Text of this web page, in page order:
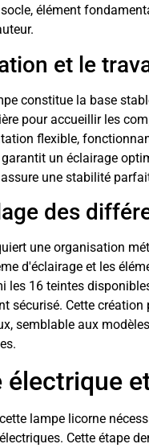
élément
et le
constitue la base
pour accueillir les
flexible,
un éclairage
une stabilité
des
une organisation
d'éclairage et les
les 16 teintes
sécurisé. Cette
semblable aux
électrique
lampe licorne
Cette étape